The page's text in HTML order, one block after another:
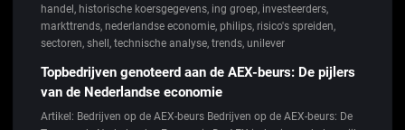
handel , historische koersgegevens, ing groep, investeerders,
markttrends, nederlandse economie, philips, risico's spreiden,
sectoren, shell , technische analyse, trends, unilever
Topbedrijven genoteerd aan de AEX-beurs: De pijlers
van de Nederlandse economie
Artikel: Bedrijven op de AEX-beurs Bedrijven op de AEX-beurs: De